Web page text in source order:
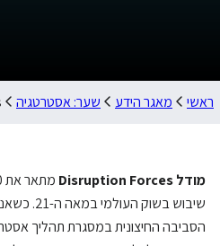
ראשי מאגר הידע שער: אסטרטגיה
מודל Disruption Forces
שיבוש
הסביבה החיצונית במסגרת תהליך